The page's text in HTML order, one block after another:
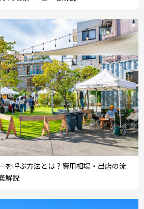
を呼ぶ方法とは？費用相場・出店の流
解説